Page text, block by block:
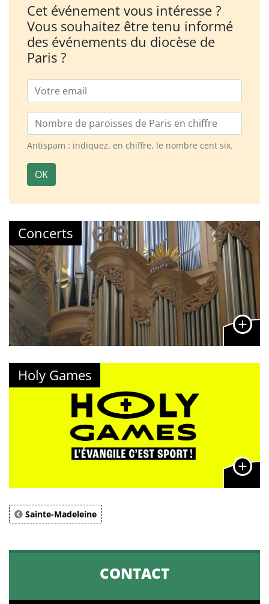
Cet événement vous intéresse ?
Vous souhaitez être tenu informé
des événements du diocèse de
Paris ?
Email
Nombre de paroisses
Antispam : indiquez, en chiffre, le nombre cent six.
OK
Concerts
Holy Games
Sainte-Madeleine
CONTACT